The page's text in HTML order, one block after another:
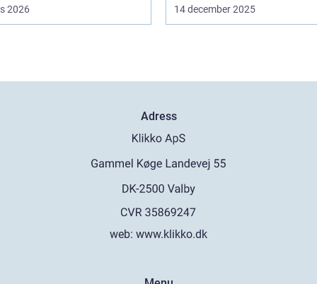
2026 14 december 2025
Adress
web: www.klikko.dk